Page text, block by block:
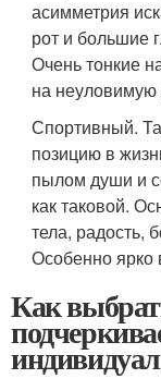
асимметрия
рот и большие
Очень тонкие
на неуловимую
Спортивный.
позицию в
пылом души и
как таковой.
тела, радость,
Особенно ярко
Как